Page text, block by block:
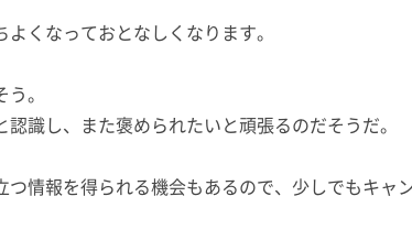
くなっておとなしくなります。
。
識し、また褒められたいと頑張るのだそうだ。
情報を得られる機会もあるので、少しでもキ